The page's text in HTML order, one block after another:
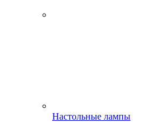
Настольные лампы